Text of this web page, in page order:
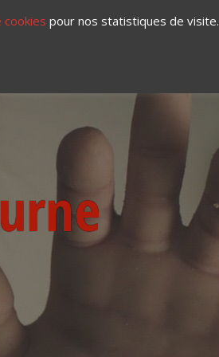
PAROLE D’HORREUR À PROPOS
cookies pour nos statistiques de visite.